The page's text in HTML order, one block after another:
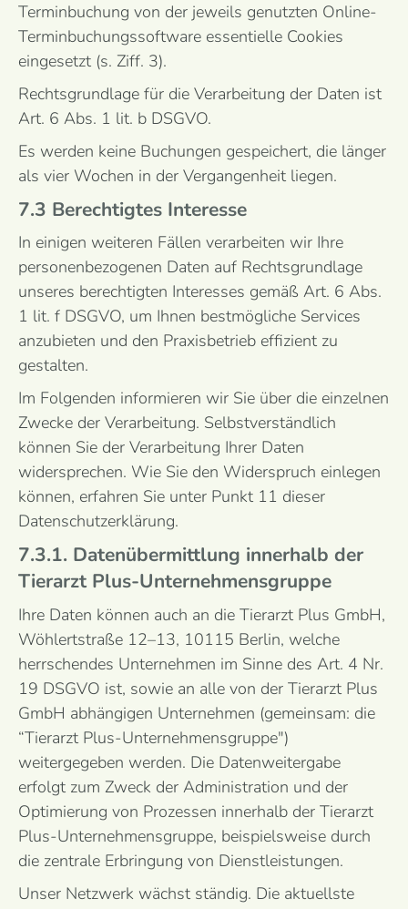
Terminbuchung von der jeweils genutzten Online-
Terminbuchungssoftware essentielle Cookies
eingesetzt (s. Ziff. 3).
Rechtsgrundlage für die Verarbeitung der Daten ist
Art. 6 Abs. 1 lit. b DSGVO.
Es werden keine Buchungen gespeichert, die länger
als vier Wochen in der Vergangenheit liegen.
7.3 Berechtigtes Interesse
In einigen weiteren Fällen verarbeiten wir Ihre
personenbezogenen Daten auf Rechtsgrundlage
unseres berechtigten Interesses gemäß Art. 6 Abs.
1 lit. f DSGVO, um Ihnen bestmögliche Services
anzubieten und den Praxisbetrieb effizient zu
gestalten.
Im Folgenden informieren wir Sie über die einzelnen
Zwecke der Verarbeitung. Selbstverständlich
können Sie der Verarbeitung Ihrer Daten
widersprechen. Wie Sie den Widerspruch einlegen
können, erfahren Sie unter Punkt 11 dieser
Datenschutzerklärung.
7.3.1. Datenübermittlung innerhalb der
Tierarzt Plus-Unternehmensgruppe
Ihre Daten können auch an die Tierarzt Plus GmbH,
Wöhlertstraße 12–13, 10115 Berlin, welche
herrschendes Unternehmen im Sinne des Art. 4 Nr.
19 DSGVO ist, sowie an alle von der Tierarzt Plus
GmbH abhängigen Unternehmen (gemeinsam: die
“Tierarzt Plus-Unternehmensgruppe")
weitergegeben werden. Die Datenweitergabe
erfolgt zum Zweck der Administration und der
Optimierung von Prozessen innerhalb der Tierarzt
Plus-Unternehmensgruppe, beispielsweise durch
die zentrale Erbringung von Dienstleistungen.
Unser Netzwerk wächst ständig. Die aktuellste